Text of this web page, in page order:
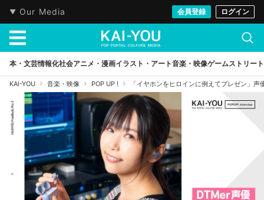
Our Media 会員登録 ログイン
本・文芸情報化社会アニメ・漫画イラスト・アート音楽・映像ゲームストリート
KAI-YOU 音楽・映像 POP UP ! 「イヤホンをヒロインに例えてプレゼン」